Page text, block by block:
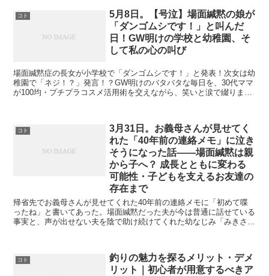
コト
5月8日。【号泣】場面緘黙の娘が
「ダンゴムシです！」と叫んだ
日！GW明けの学校と幼稚園、そ
して私の心の叫び
場面緘黙症の長女が小学校で「ダンゴムシです！」と発表！次女は幼
稚園で「ネジ！？」発言！？GW明けのバタバタな毎日を、30代ママ
が100均・プチプラコスメ活用術を交えながら、笑いと涙で綴りま
コト
3月31日。お義母さんが見せてく
れた「40年前の連絡メモ」に泣き
そうになった話——場面緘黙は親
から子へ？ 成長とともに変わる
可能性・子どもを支えるお友達の
存在まで
帰省先でお義母さんが見せてくれた40年前の連絡メモに「初めて喋
ったね」と書いてあった。場面緘黙だった夫が今は普通に話せている
事実と、声が出せない夫を陰で助け続けてくれた幼なじみ「みきさ
コト
釣りの魅力を探るメリット・デメ
リット｜初心者が用意するべきア